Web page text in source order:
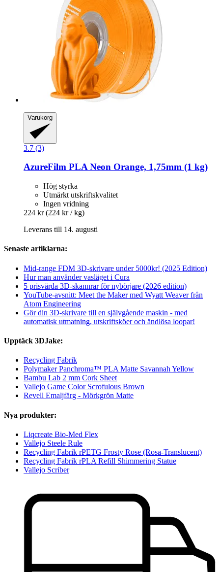
Varukorg
3.7 (3)
AzureFilm PLA Neon Orange, 1,75mm (1 kg)
Hög styrka
Utmärkt utskriftskvalitet
Ingen vridning
224 kr (224 kr / kg)
Leverans till 14. augusti
Senaste artiklarna:
Mid-range FDM 3D-skrivare under 5000kr! (2025 Edition)
Hur man använder vasläget i Cura
5 prisvärda 3D-skannrar för nybörjare (2026 edition)
YouTube-avsnitt: Meet the Maker med Wyatt Weaver från
Atom Engineering
Gör din 3D-skrivare till en självgående maskin - med
automatisk utmatning, utskriftsköer och ändlösa loopar!
Upptäck 3DJake:
Recycling Fabrik
Polymaker Panchroma™ PLA Matte Savannah Yellow
Bambu Lab 2 mm Cork Sheet
Vallejo Game Color Scrofulous Brown
Revell Emaljfärg - Mörkgrön Matte
Nya produkter:
Liqcreate Bio-Med Flex
Vallejo Steele Rule
Recycling Fabrik rPETG Frosty Rose (Rosa-Translucent)
Recycling Fabrik rPLA Refill Shimmering Statue
Vallejo Scriber